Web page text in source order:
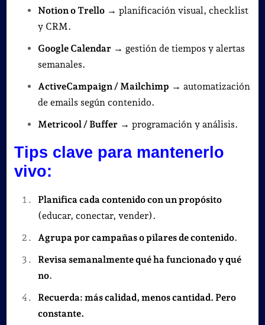
Notion o Trello→ planificación visual, checklist
y CRM.
Google Calendar→ gestión de tiempos y alertas
semanales.
ActiveCampaign / Mailchimp → automatización
de emails según contenido.
Metricool / Buffer→ programación y análisis.
Tips clave para mantenerlo
vivo:
Planifica cada contenido con un propósito
(educar, conectar, vender).
Agrupa por campañas o pilares de contenido.
Revisa semanalmente qué ha funcionado y qué
no.
Recuerda: más calidad, menos cantidad. Pero
constante.